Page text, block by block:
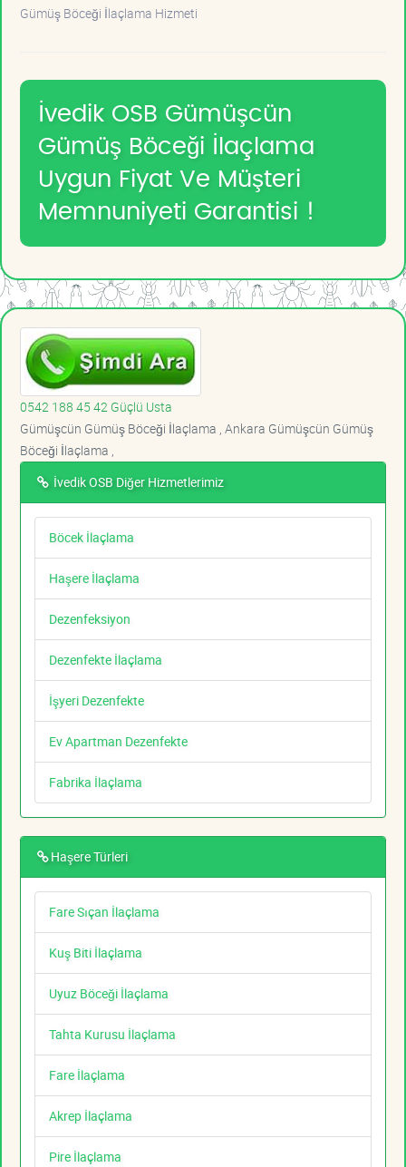
Gümüş Böceği İlaçlama Hizmeti
İvedik OSB Gümüşcün
Gümüş Böceği İlaçlama
Uygun Fiyat Ve Müşteri
Memnuniyeti Garantisi !
0542 188 45 42 Güçlü Usta
Gümüşcün Gümüş Böceği İlaçlama , Ankara Gümüşcün Gümüş
Böceği İlaçlama ,
İvedik OSB Diğer Hizmetlerimiz
Böcek İlaçlama
Haşere İlaçlama
Dezenfeksiyon
Dezenfekte İlaçlama
İşyeri Dezenfekte
Ev Apartman Dezenfekte
Fabrika İlaçlama
Haşere Türleri
Fare Sıçan İlaçlama
Kuş Biti İlaçlama
Uyuz Böceği İlaçlama
Tahta Kurusu İlaçlama
Fare İlaçlama
Akrep İlaçlama
Pire İlaçlama